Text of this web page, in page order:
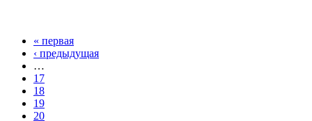
Страницы
« первая
‹ предыдущая
…
17
18
19
20